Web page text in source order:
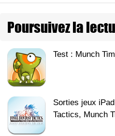
Poursuivez la
Test : Munch
Sorties jeux
Tactics, Munch